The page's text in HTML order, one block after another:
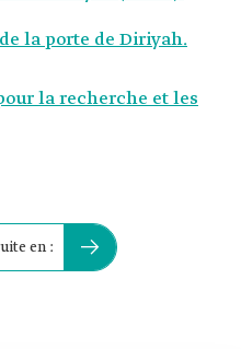
la porte de Diriyah.
la recherche et les
en :